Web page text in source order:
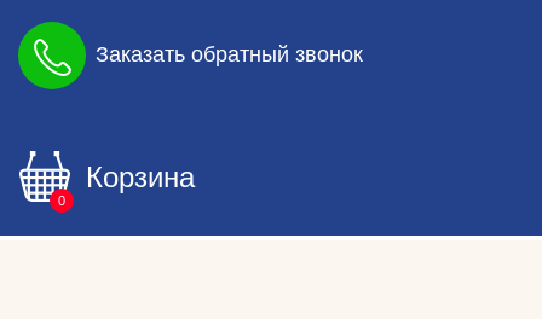
Заказать обратный звонок
0
Корзина